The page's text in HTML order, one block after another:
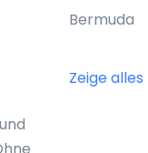
Bermuda
Bolivien
Zeige alles